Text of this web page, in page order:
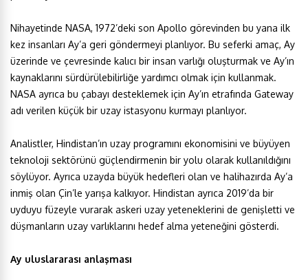
Nihayetinde NASA, 1972’deki son Apollo görevinden bu yana ilk
kez insanları Ay’a geri göndermeyi planlıyor. Bu seferki amaç, Ay
üzerinde ve çevresinde kalıcı bir insan varlığı oluşturmak ve Ay’ın
kaynaklarını sürdürülebilirliğe yardımcı olmak için kullanmak.
NASA ayrıca bu çabayı desteklemek için Ay’ın etrafında Gateway
adı verilen küçük bir uzay istasyonu kurmayı planlıyor.
Analistler, Hindistan’ın uzay programını ekonomisini ve büyüyen
teknoloji sektörünü güçlendirmenin bir yolu olarak kullanıldığını
söylüyor. Ayrıca uzayda büyük hedefleri olan ve halihazırda Ay’a
inmiş olan Çin’le yarışa kalkıyor. Hindistan ayrıca 2019’da bir
uyduyu füzeyle vurarak askeri uzay yeteneklerini de genişletti ve
düşmanların uzay varlıklarını hedef alma yeteneğini gösterdi.
Ay uluslararası anlaşması